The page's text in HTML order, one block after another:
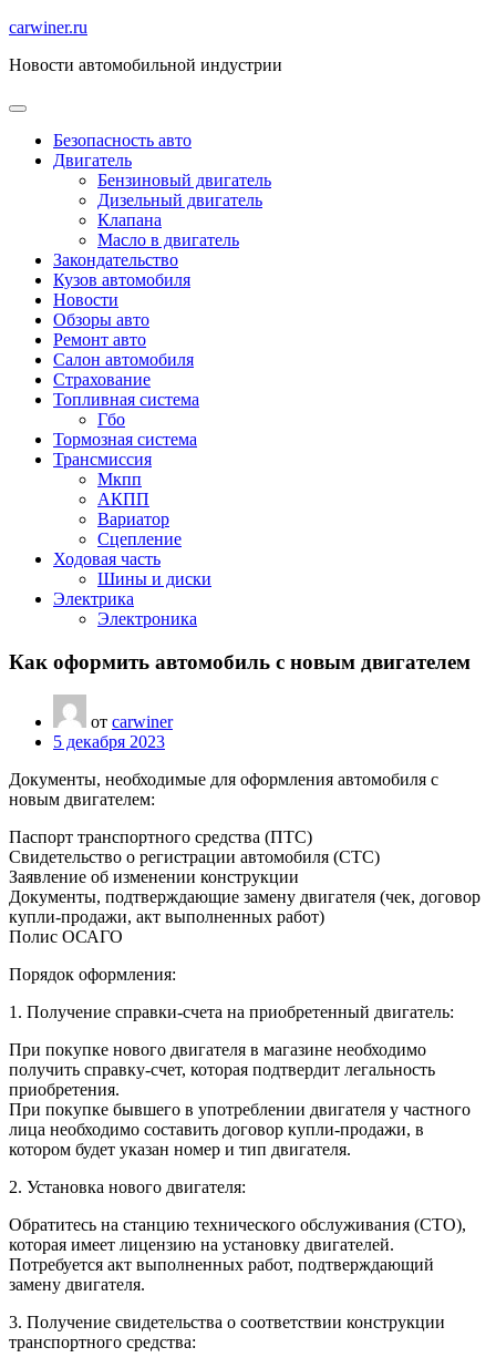
Перейти
содержимому
carwiner.ru
Новости автомобильной индустрии
Безопасность авто
Двигатель
Бензиновый двигатель
Дизельный двигатель
Клапана
Масло в двигатель
Закондательство
Кузов автомобиля
Новости
Обзоры авто
Ремонт авто
Салон автомобиля
Страхование
Топливная система
Гбо
Тормозная система
Трансмиссия
Мкпп
АКПП
Вариатор
Сцепление
Ходовая часть
Шины и диски
Электрика
Электроника
Как оформить автомобиль с новым двигателем
от carwiner
5 декабря 2023
Документы, необходимые для оформления автомобиля с
новым двигателем:
Паспорт транспортного средства (ПТС)
Свидетельство о регистрации автомобиля (СТС)
Заявление об изменении конструкции
Документы, подтверждающие замену двигателя (чек, договор
купли-продажи, акт выполненных работ)
Полис ОСАГО
Порядок оформления:
1. Получение справки-счета на приобретенный двигатель:
При покупке нового двигателя в магазине необходимо
получить справку-счет, которая подтвердит легальность
приобретения.
При покупке бывшего в употреблении двигателя у частного
лица необходимо составить договор купли-продажи, в
котором будет указан номер и тип двигателя.
2. Установка нового двигателя:
Обратитесь на станцию технического обслуживания (СТО),
которая имеет лицензию на установку двигателей.
Потребуется акт выполненных работ, подтверждающий
замену двигателя.
3. Получение свидетельства о соответствии конструкции
транспортного средства: